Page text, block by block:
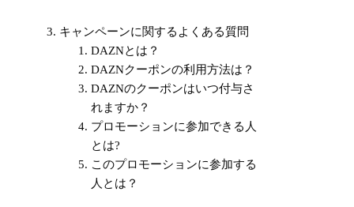
キャンペーンに関するよくある質問
DAZNとは？
DAZNクーポンの利用方法は？
DAZNのクーポンはいつ付与さ
れますか？
プロモーションに参加できる人
とは?
このプロモーションに参加する
人とは？